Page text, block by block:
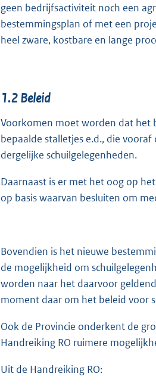
geen bedrijfsactiviteit noch een
bestemmingsplan of met een
heel zware, kostbare en lange
1.2 Beleid
Voorkomen moet worden dat het
bepaalde stalletjes e.d., die
dergelijke schuilgelegenheden.
Daarnaast is er met het oog op
op basis waarvan besluiten om
Bovendien is het nieuwe
de mogelijkheid om
worden naar het daarvoor
moment daar om het beleid voor
Ook de Provincie onderkent de
Handreiking RO ruimere
Uit de Handreiking RO: